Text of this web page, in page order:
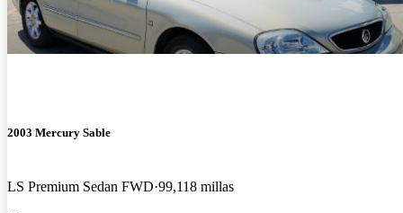
2003 Mercury Sable
LS Premium Sedan FWD 99,118 millas